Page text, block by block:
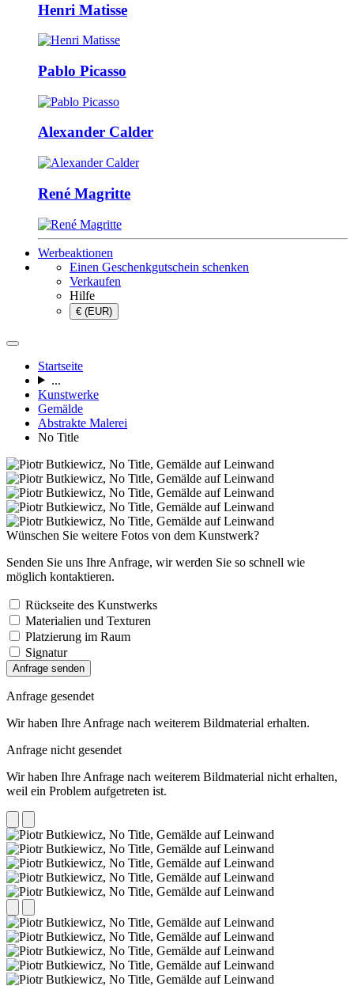
Henri Matisse
Pablo Picasso
Alexander Calder
René Magritte
Werbeaktionen
Einen Geschenkgutschein schenken
Verkaufen
Hilfe
€ (EUR)
Startseite
...
Kunstwerke
Gemälde
Abstrakte Malerei
No Title
Wünschen Sie weitere Fotos von dem Kunstwerk?
Senden Sie uns Ihre Anfrage, wir werden Sie so schnell wie
möglich kontaktieren.
Rückseite des Kunstwerks
Materialien und Texturen
Platzierung im Raum
Signatur
Anfrage senden
Anfrage gesendet
Wir haben Ihre Anfrage nach weiterem Bildmaterial erhalten.
Anfrage nicht gesendet
Wir haben Ihre Anfrage nach weiterem Bildmaterial nicht erhalten,
weil ein Problem aufgetreten ist.